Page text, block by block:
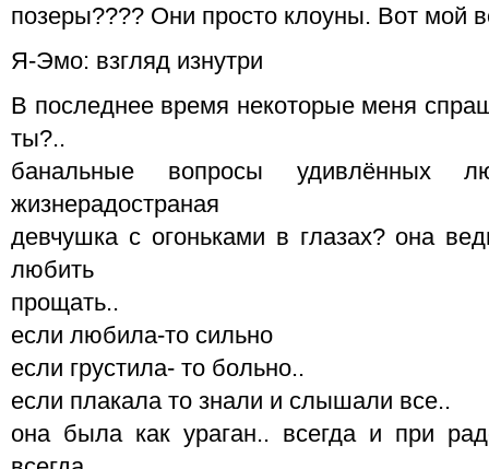
позеры???? Они просто клоуны. Вот мой
Я-Эмо: взгляд изнутри
В последнее время некоторые меня
ты?..
банальные вопросы удивлённых
жизнерадостраная
девчушка с огоньками в глазах? она
любить
прощать..
если любила-то сильно
если грустила- то больно..
если плакала то знали и слышали все..
она была как ураган.. всегда и при